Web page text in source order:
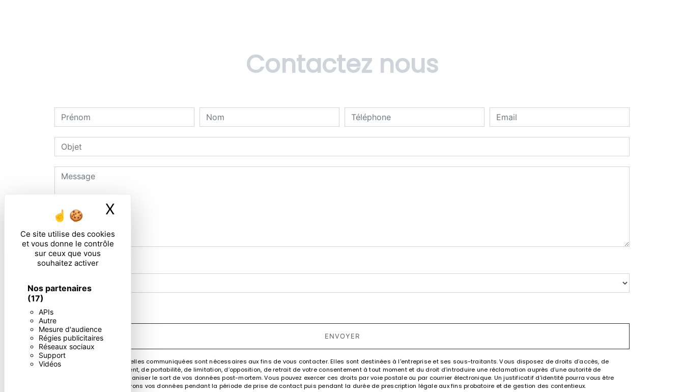
Ce site utilise des cookies
et vous donne le contrôle
sur ceux que vous
souhaitez activer
Nos partenaires
(17)
APIs
Autre
Mesure d'audience
Régies publicitaires
Réseaux sociaux
Support
Vidéos
X
Contactez nous
Combien font dix plus dix
ENVOYER
** Les données personnelles communiquées sont nécessaires aux fins de vous contacter. Elles sont destinées à l'entreprise et ses sous-traitants. Vous disposez de droits d’accès, de
rectification, d’effacement, de portabilité, de limitation, d’opposition, de retrait de votre consentement à tout moment et du droit d’introduire une réclamation auprès d’une autorité de
contrôle, ainsi que d’organiser le sort de vos données post-mortem. Vous pouvez exercer ces droits par voie postale ou par courrier électronique. Un justificatif d'identité pourra vous être
demandé. Nous conservons vos données pendant la période de prise de contact puis pendant la durée de prescription légale aux fins probatoire et de gestion des contentieux.